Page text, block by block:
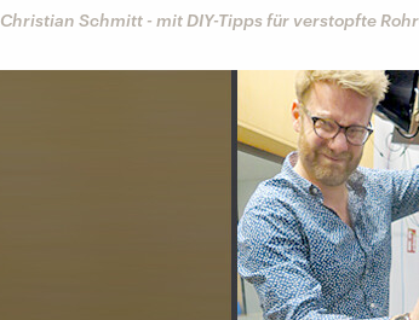
Christian Schmitt - mit DIY-Tipps für verstopfte